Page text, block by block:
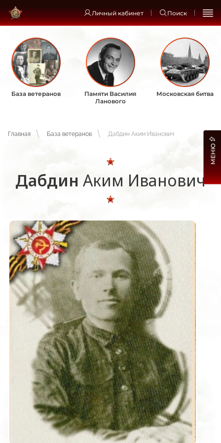
Личный кабинет Поиск
База ветеранов
Памяти Василия
Ланового
Московская битва
Главная База ветеранов Дабдин Аким Иванович
Дабдин Аким Иванович
МЕНЮ